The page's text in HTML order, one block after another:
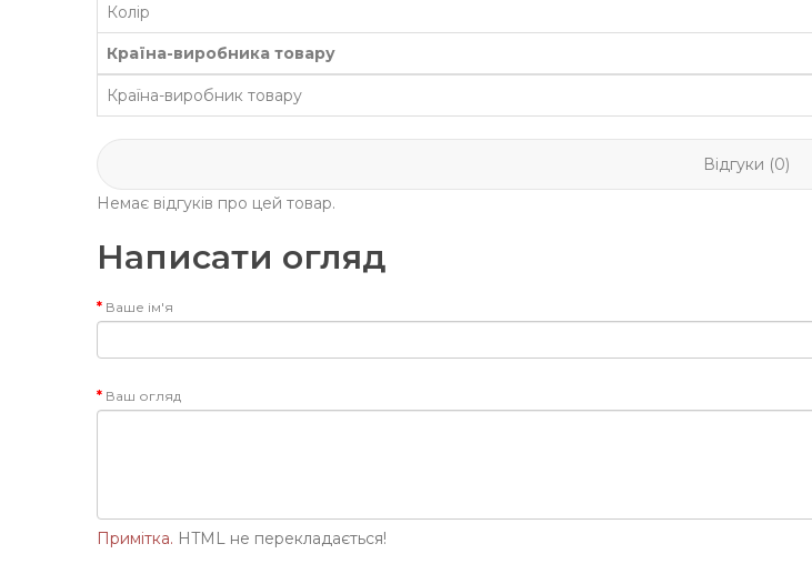
Колір
Країна-виробника товару
Країна-виробник товару
Відгуки (0)
Немає відгуків про цей товар.
Написати огляд
Ваше ім'я
Ваш огляд
Примітка. HTML не перекладається!